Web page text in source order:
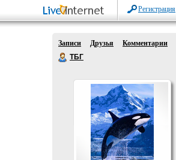
Регистрация
Записи Друзья
Комментарии
ТБГ